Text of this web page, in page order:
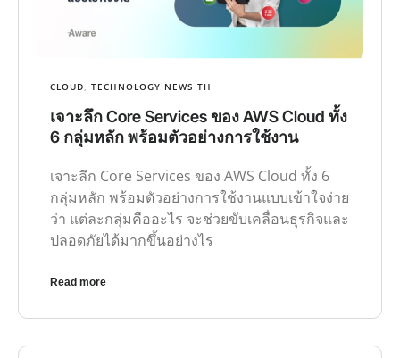
CLOUD, TECHNOLOGY NEWS TH
เจาะลึก Core Services ของ AWS Cloud ทั้ง
6 กลุ่มหลัก พร้อมตัวอย่างการใช้งาน
เจาะลึก Core Services ของ AWS Cloud ทั้ง 6
กลุ่มหลัก พร้อมตัวอย่างการใช้งานแบบเข้าใจง่าย
ว่า แต่ละกลุ่มคืออะไร จะช่วยขับเคลื่อนธุรกิจและ
ปลอดภัยได้มากขึ้นอย่างไร
Read more